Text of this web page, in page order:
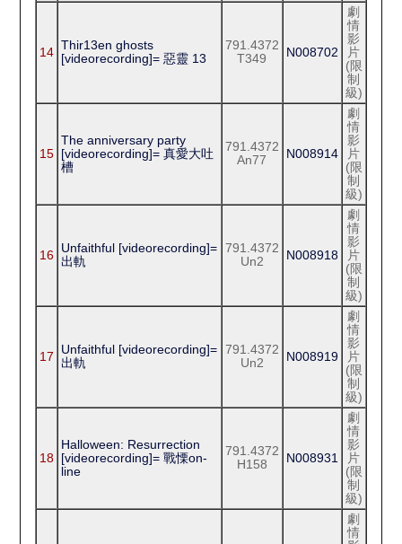
14 Thir13en ghosts
[videorecording]= 惡靈 13
791.4372
T349
N008702
劇
情
影
片
(限
制
級)
15
The anniversary party
[videorecording]= 真愛大吐
槽
791.4372
An77
N008914
劇
情
影
片
(限
制
級)
16 Unfaithful [videorecording]=
出軌
791.4372
Un2
N008918
劇
情
影
片
(限
制
級)
17
Unfaithful [videorecording]=
出軌
791.4372
Un2
N008919
劇
情
影
片
(限
制
級)
18
Halloween: Resurrection
[videorecording]= 戰慄on-
line
791.4372
H158
N008931
劇
情
影
片
(限
制
級)
劇
情